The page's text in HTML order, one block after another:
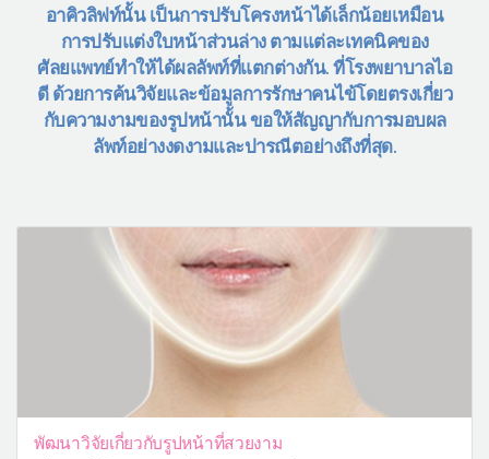
อาคิวลิฟท์นั้น เป็นการปรับโครงหน้าได้เล็กน้อยเหมือน
การปรับแต่งใบหน้าส่วนล่าง ตามแต่ละเทคนิคของ
ศัลยแพทย์ทำให้ได้ผลลัพท์ที่แตกต่างกัน. ที่โรงพยาบาลไอ
ดี ด้วยการค้นวิจัยและข้อมูลการรักษาคนไข้โดยตรงเกี่ยว
กับความงามของรูปหน้านั้น ขอให้สัญญากับการมอบผล
ลัพท์อย่างงดงามและปารณีตอย่างถึงที่สุด.
พัฒนาวิจัยเกี่ยวกับรูปหน้าที่สวยงาม